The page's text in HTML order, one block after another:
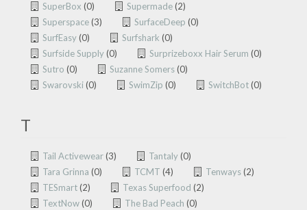
SuperBox (0) Supermade(2)
Superspace(3) SurfaceDeep (0)
SurfEasy(0) Surfshark (0)
Surfside Supply(0) Surprizeboxx Hair Serum (0)
Sutro (0) Suzanne Somers(0)
Swarovski(0) SwimZip (0) SwitchBot(0)
T
Tail Activewear(3) Tantaly(0)
Tara Grinna (0) TCMT (4) Tenways(2)
TESmart(2) Texas Superfood (2)
TextNow(0) The Bad Peach (0)